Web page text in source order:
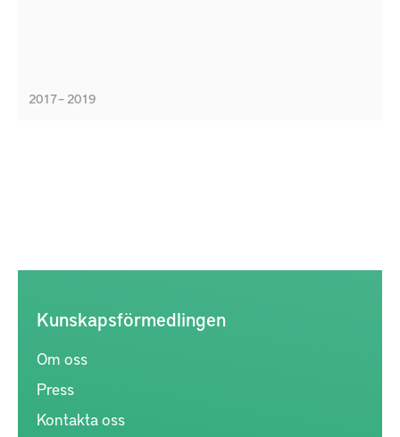
2017 – 2019
Kunskapsförmedlingen
Om oss
Press
Kontakta oss